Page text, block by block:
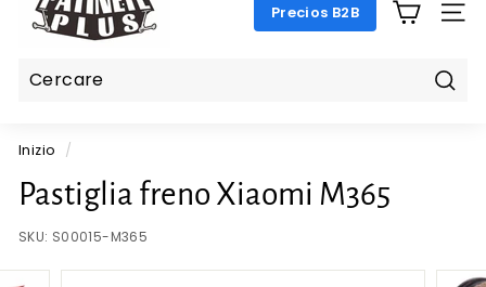
A
T
E
L
U
Precios B2B
Inizio /
Pastiglia freno Xiaomi M365
SKU: S00015-M365